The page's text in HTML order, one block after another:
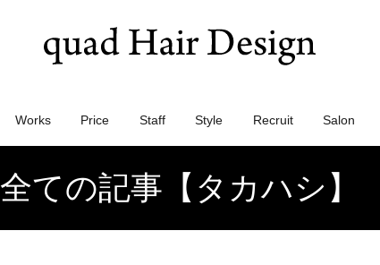
Works Price Staff Style Recruit Salon
全ての記事【タカハシ】